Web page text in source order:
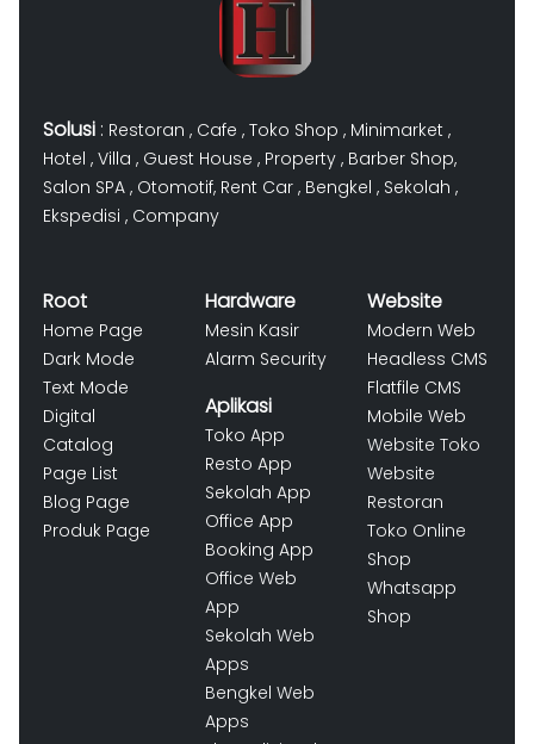
Solusi : Restoran , Cafe , Toko Shop , Minimarket ,
Hotel , Villa , Guest House , Property , Barber Shop,
Salon SPA , Otomotif, Rent Car , Bengkel , Sekolah ,
Ekspedisi , Company
Root
Home Page
Dark Mode
Text Mode
Digital
Catalog
Page List
Blog Page
Produk Page
Hardware
Mesin Kasir
Alarm Security
Aplikasi
Toko App
Resto App
Sekolah App
Office App
Booking App
Office Web
App
Sekolah Web
Apps
Bengkel Web
Apps
Website
Modern Web
Headless CMS
Flatfile CMS
Mobile Web
Website Toko
Website
Restoran
Toko Online
Shop
Whatsapp
Shop